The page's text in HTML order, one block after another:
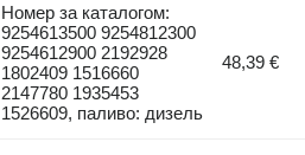
Номер за каталогом:
9254613500 9254812300
9254612900 2192928
1802409 1516660
2147780 1935453
1526609, паливо: дизель
48,39 €